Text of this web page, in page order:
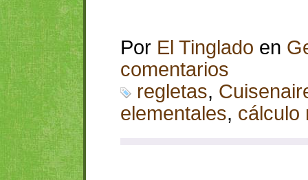
Por El Tinglado en
comentarios
regletas,
elementales, cálculo